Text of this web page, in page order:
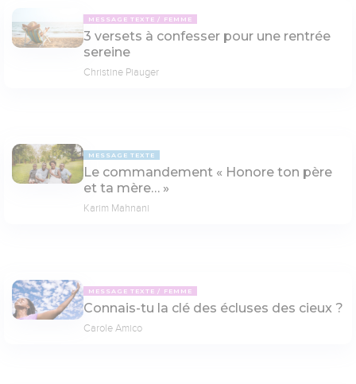
MESSAGE TEXTE FEMME
3 versets à confesser pour une rentrée
sereine
Christine Piauger
MESSAGE TEXTE
Le commandement « Honore ton père
et ta mère… »
Karim Mahnani
MESSAGE TEXTE FEMME
Connais-tu la clé des écluses des cieux ?
Carole Amico